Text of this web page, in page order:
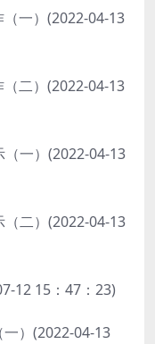
一）(2022-04-13
二）(2022-04-13
一）(2022-04-13
二）(2022-04-13
12 15：47：23)
）(2022-04-13